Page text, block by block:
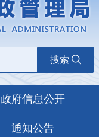
搜索
政府信息公开
通知公告